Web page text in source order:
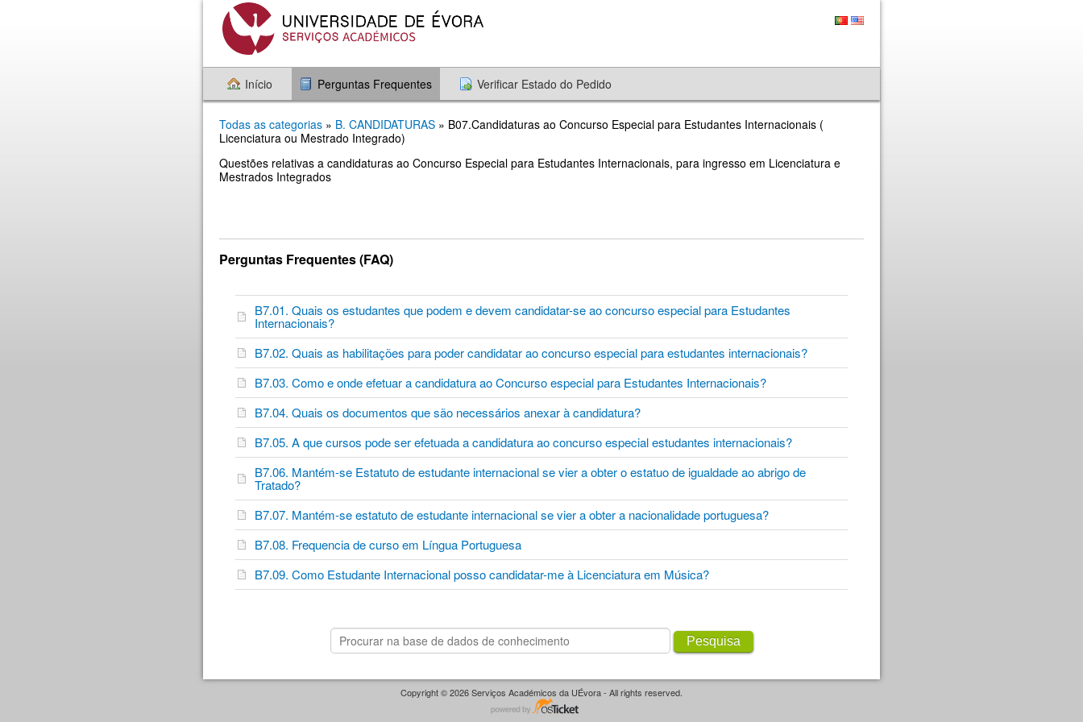
Início Perguntas Frequentes Verificar Estado do Pedido
Todas as categorias » B. CANDIDATURAS » B07.Candidaturas ao Concurso Especial para Estudantes Internacionais (
Licenciatura ou Mestrado Integrado)
Questões relativas a candidaturas ao Concurso Especial para Estudantes Internacionais, para ingresso em Licenciatura e
Mestrados Integrados
Perguntas Frequentes (FAQ)
B7.01. Quais os estudantes que podem e devem candidatar-se ao concurso especial para Estudantes
Internacionais?
B7.02. Quais as habilitações para poder candidatar ao concurso especial para estudantes internacionais?
B7.03. Como e onde efetuar a candidatura ao Concurso especial para Estudantes Internacionais?
B7.04. Quais os documentos que são necessários anexar à candidatura?
B7.05. A que cursos pode ser efetuada a candidatura ao concurso especial estudantes internacionais?
B7.06. Mantém-se Estatuto de estudante internacional se vier a obter o estatuo de igualdade ao abrigo de
Tratado?
B7.07. Mantém-se estatuto de estudante internacional se vier a obter a nacionalidade portuguesa?
B7.08. Frequencia de curso em Língua Portuguesa
B7.09. Como Estudante Internacional posso candidatar-me à Licenciatura em Música?
Pesquisa
Copyright © 2026 Serviços Académicos da UÉvora - All rights reserved.